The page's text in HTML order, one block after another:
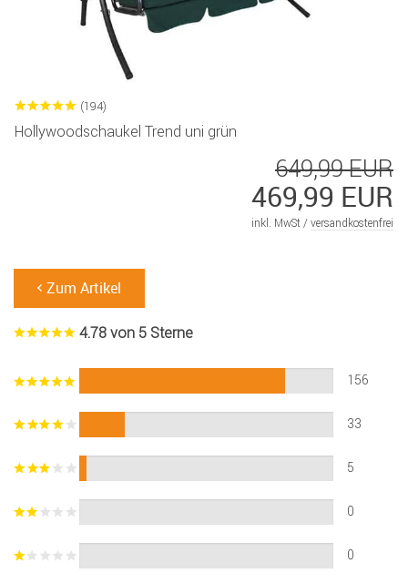
(194)
Hollywoodschaukel Trend uni grün
649,99 EUR
469,99 EUR
inkl. MwSt / versandkostenfrei
Zum Artikel
4.78 von 5 Sterne
156
33
5
0
0